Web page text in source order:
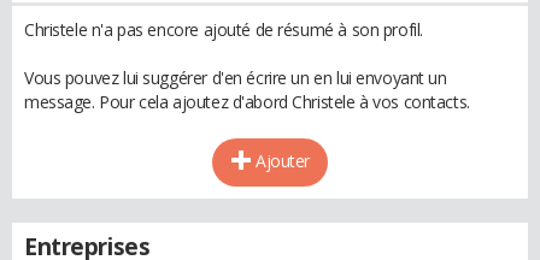
Christele n'a pas encore ajouté de résumé à son profil.
Vous pouvez lui suggérer d'en écrire un en lui envoyant un
message. Pour cela ajoutez d'abord Christele à vos contacts.
Ajouter
Entreprises